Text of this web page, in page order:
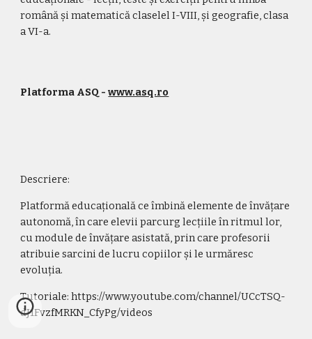
română și matematică claselel I-VIII, și geografie, clasa
a VI-a.
Platforma ASQ - www.asq.ro
Descriere:
Platformă educațională ce îmbină elemente de învățare
autonomă, în care elevii parcurg lecțiile în ritmul lor,
cu module de învățare asistată, prin care profesorii
atribuie sarcini de lucru copiilor și le urmăresc
evoluția.
Tutoriale: https://www.youtube.com/channel/UCcTSQ-
dJ1FvzfMRKN_CfyPg/videos